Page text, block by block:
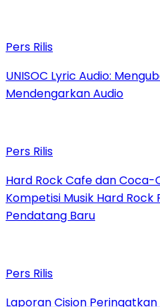
Pers Rilis
UNISOC Lyric Audio:
Mendengarkan Audio
Pers Rilis
Hard Rock Cafe dan Coca-
Kompetisi Musik Hard Rock
Pendatang Baru
Pers Rilis
Laporan Cision